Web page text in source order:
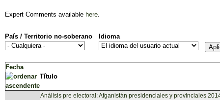
Expert Comments available here.
País / Territorio no-soberano Idioma
Fecha
Título
Análisis pre electoral: Afganistán presidenciales y provinciales